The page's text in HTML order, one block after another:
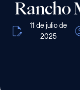
Aprender
Rancho
11 de julio de
2025